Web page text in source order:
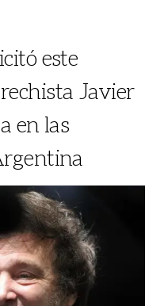
este
Javier
en las